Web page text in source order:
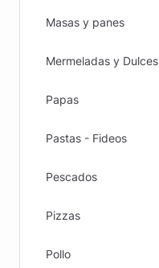
Masas y panes
Mermeladas y Dulces
Papas
Pastas - Fideos
Pescados
Pizzas
Pollo